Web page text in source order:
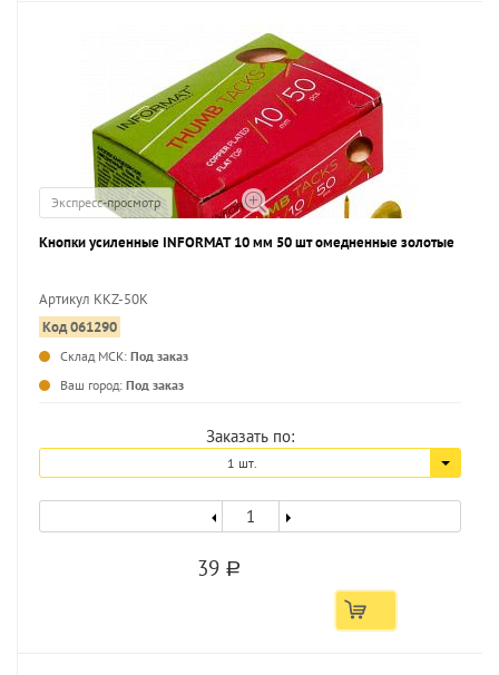
Экспресс-просмотр
Кнопки усиленные INFORMAT 10 мм 50 шт омедненные золотые
Артикул KKZ-50K
Код 061290
Склад МСК: Под заказ
Ваш город: Под заказ
Заказать по:
1 шт.
39 a